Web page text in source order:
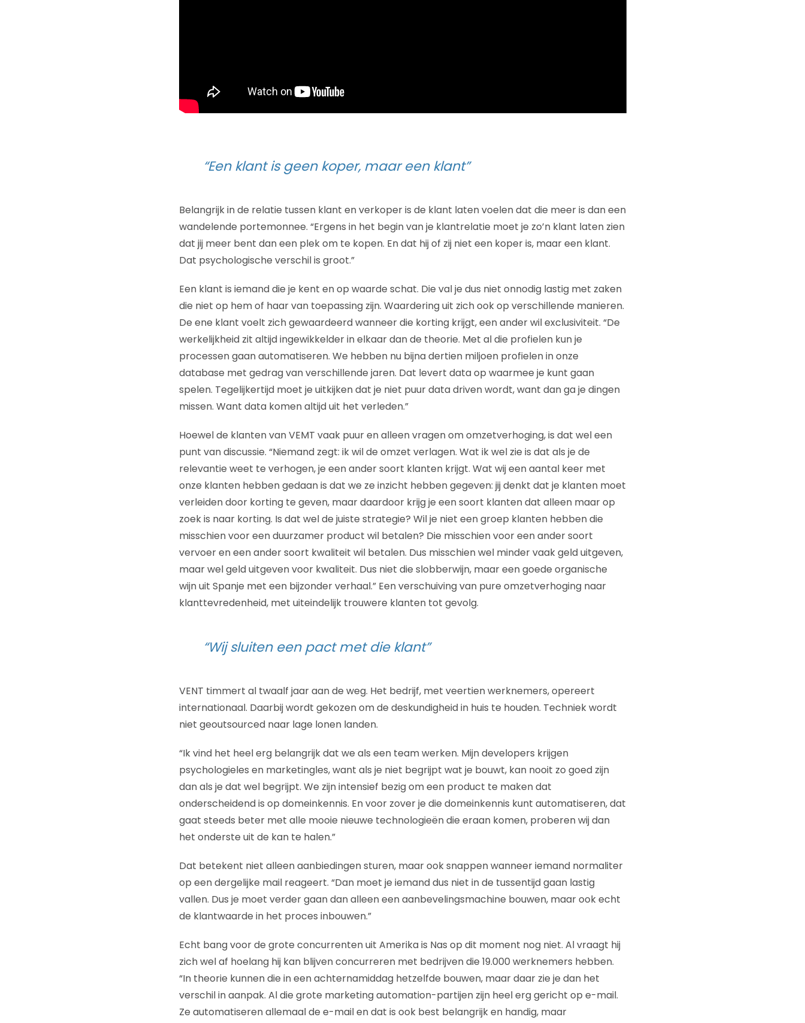
“Een klant is geen koper, maar een klant”
Belangrijk in de relatie tussen klant en verkoper is de klant laten voelen dat die meer is dan een
wandelende portemonnee. “Ergens in het begin van je klantrelatie moet je zo’n klant laten zien
dat jij meer bent dan een plek om te kopen. En dat hij of zij niet een koper is, maar een klant.
Dat psychologische verschil is groot.”
Een klant is iemand die je kent en op waarde schat. Die val je dus niet onnodig lastig met zaken
die niet op hem of haar van toepassing zijn. Waardering uit zich ook op verschillende manieren.
De ene klant voelt zich gewaardeerd wanneer die korting krijgt, een ander wil exclusiviteit. “De
werkelijkheid zit altijd ingewikkelder in elkaar dan de theorie. Met al die profielen kun je
processen gaan automatiseren. We hebben nu bijna dertien miljoen profielen in onze
database met gedrag van verschillende jaren. Dat levert data op waarmee je kunt gaan
spelen. Tegelijkertijd moet je uitkijken dat je niet puur data driven wordt, want dan ga je dingen
missen. Want data komen altijd uit het verleden.”
Hoewel de klanten van VEMT vaak puur en alleen vragen om omzetverhoging, is dat wel een
punt van discussie. “Niemand zegt: ik wil de omzet verlagen. Wat ik wel zie is dat als je de
relevantie weet te verhogen, je een ander soort klanten krijgt. Wat wij een aantal keer met
onze klanten hebben gedaan is dat we ze inzicht hebben gegeven: jij denkt dat je klanten moet
verleiden door korting te geven, maar daardoor krijg je een soort klanten dat alleen maar op
zoek is naar korting. Is dat wel de juiste strategie? Wil je niet een groep klanten hebben die
misschien voor een duurzamer product wil betalen? Die misschien voor een ander soort
vervoer en een ander soort kwaliteit wil betalen. Dus misschien wel minder vaak geld uitgeven,
maar wel geld uitgeven voor kwaliteit. Dus niet die slobberwijn, maar een goede organische
wijn uit Spanje met een bijzonder verhaal.” Een verschuiving van pure omzetverhoging naar
klanttevredenheid, met uiteindelijk trouwere klanten tot gevolg.
“Wij sluiten een pact met die klant”
VENT timmert al twaalf jaar aan de weg. Het bedrijf, met veertien werknemers, opereert
internationaal. Daarbij wordt gekozen om de deskundigheid in huis te houden. Techniek wordt
niet geoutsourced naar lage lonen landen.
“Ik vind het heel erg belangrijk dat we als een team werken. Mijn developers krijgen
psychologieles en marketingles, want als je niet begrijpt wat je bouwt, kan nooit zo goed zijn
dan als je dat wel begrijpt. We zijn intensief bezig om een product te maken dat
onderscheidend is op domeinkennis. En voor zover je die domeinkennis kunt automatiseren, dat
gaat steeds beter met alle mooie nieuwe technologieën die eraan komen, proberen wij dan
het onderste uit de kan te halen.”
Dat betekent niet alleen aanbiedingen sturen, maar ook snappen wanneer iemand normaliter
op een dergelijke mail reageert. “Dan moet je iemand dus niet in de tussentijd gaan lastig
vallen. Dus je moet verder gaan dan alleen een aanbevelingsmachine bouwen, maar ook echt
de klantwaarde in het proces inbouwen.”
Echt bang voor de grote concurrenten uit Amerika is Nas op dit moment nog niet. Al vraagt hij
zich wel af hoelang hij kan blijven concurreren met bedrijven die 19.000 werknemers hebben.
“In theorie kunnen die in een achternamiddag hetzelfde bouwen, maar daar zie je dan het
verschil in aanpak. Al die grote marketing automation-partijen zijn heel erg gericht op e-mail.
Ze automatiseren allemaal de e-mail en dat is ook best belangrijk en handig, maar